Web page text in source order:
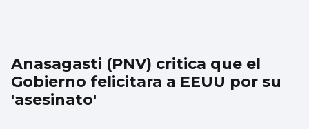
Anasagasti (PNV) critica que el
Gobierno felicitara a EEUU por su
'asesinato'